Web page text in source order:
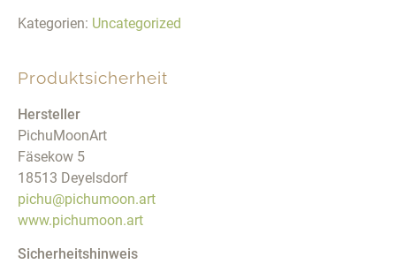
Kategorien: Uncategorized
Produktsicherheit
Hersteller
PichuMoonArt
Fäsekow 5
18513 Deyelsdorf
pichu@pichumoon.art
www.pichumoon.art
Sicherheitshinweis